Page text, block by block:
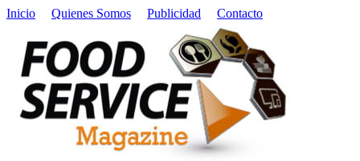
Inicio Quienes Somos Publicidad Contacto